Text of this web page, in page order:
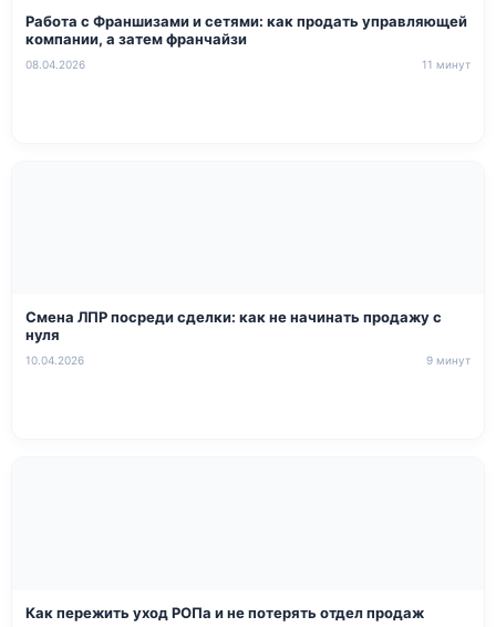
Работа с Франшизами и сетями: как продать управляющей
компании, а затем франчайзи
08.04.2026 11 минут
Смена ЛПР посреди сделки: как не начинать продажу с
нуля
10.04.2026 9 минут
Как пережить уход РОПа и не потерять отдел продаж